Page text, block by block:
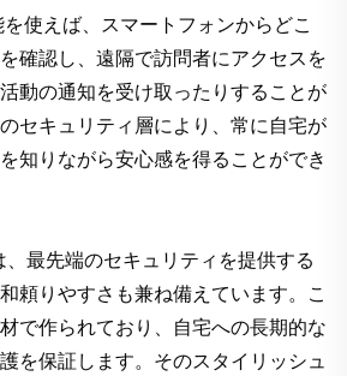
使えば、スマートフォンからどこ
確認し、遠隔で訪問者にアクセスを
動の通知を受け取ったりすることが
セキュリティ層により、常に自宅が
知りながら安心感を得ることができ
最先端のセキュリティを提供する
頼りやすさも兼ね備えています。こ
で作られており、自宅への長期的な
を保証します。そのスタイリッシュ